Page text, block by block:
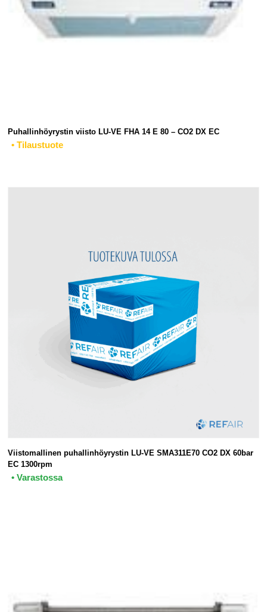
Puhallinhöyrystin viisto LU-VE FHA 14 E 80 – CO2 DX EC
• Tilaustuote
Viistomallinen puhallinhöyrystin LU-VE SMA311E70 CO2 DX 60bar
EC 1300rpm
• Varastossa